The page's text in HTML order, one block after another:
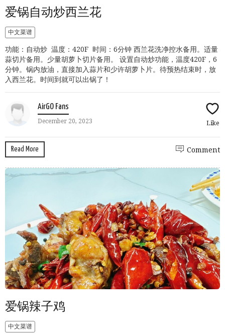
爱锅自动炒西兰花
中文菜谱
功能：自动炒 温度：420F 时间：6分钟 西兰花洗净控水备用。适量
蒜切片备用。少量胡萝卜切片备用。 设置自动炒功能，温度420F，6
分钟。锅内放油，直接加入蒜片和少许胡萝卜片。待预热结束时，放
入西兰花。时间到就可以出锅了！
AirGO Fans
December 20, 2023 Like
Read More Comment
爱锅辣子鸡
中文菜谱